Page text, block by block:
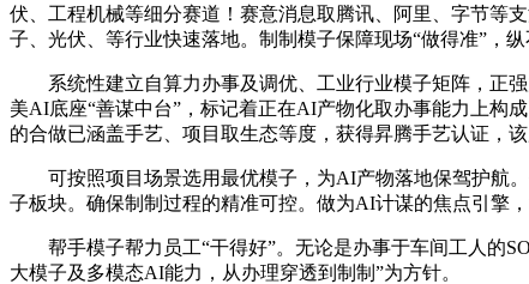
伏、工程机械等细分赛道！赛意消息取腾讯、阿里、字节等
子、光伏、等行业快速落地。制制模子保障现场“做得准”，
系统性建立自算力办事及调优、工业行业模子矩阵，正强
美AI底座“善谋中台”，标记着正在AI产物化取办事能力上构
的合做已涵盖手艺、项目取生态等度，获得昇腾手艺认证，
可按照项目场景选用最优模子，为AI产物落地保驾护航。
子板块。确保制制过程的精准可控。做为AI计谋的焦点引擎
帮手模子帮力员工“干得好”。无论是办事于车间工人的
大模子及多模态AI能力，从办理穿透到制制”为方针。